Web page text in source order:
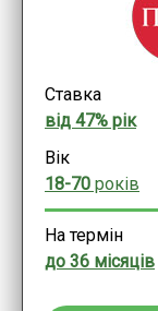
Ставка
від 47% рік
Вік
18-70 років
На термін
до 36 місяців